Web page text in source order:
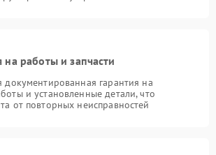
на работы и запчасти
документированная гарантия на
и установленные детали, что
от повторных неисправностей